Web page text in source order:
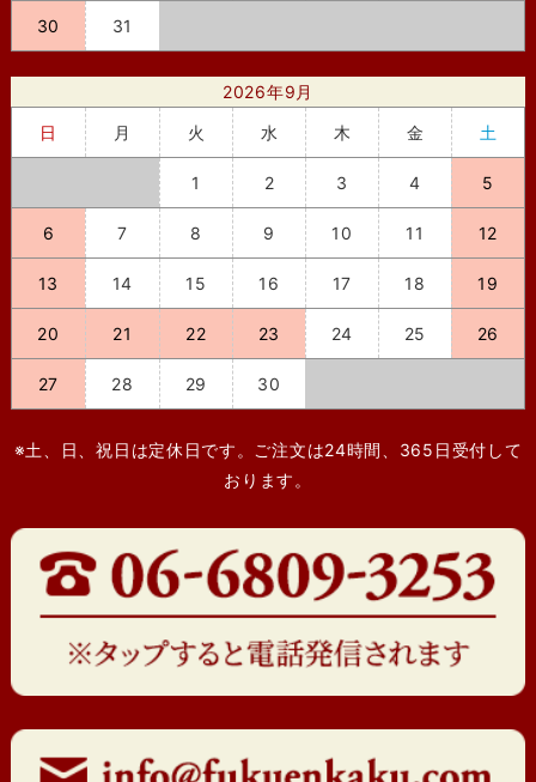
30 31
2026年9月
日
月 火 水 木 金 土
1 2 3 4 5
6 7 8 9 10 11 12
13 14 15 16 17 18 19
20 21 22 23 24 25 26
27 28 29 30
※土、日、祝日は定休日です。ご注文は24時間、365日受付して
おります。